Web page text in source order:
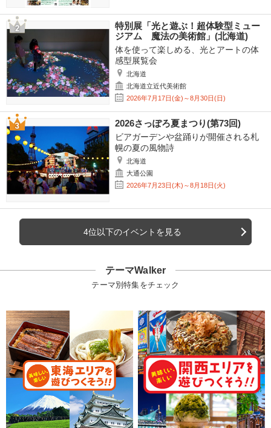
特別展「光と遊ぶ！超体験型ミュー
ジアム 魔法の美術館」(北海道)
体を使って楽しめる、光とアートの体
感型展覧会
北海道
北海道立近代美術館
2026年7月17日(金)～8月30日(日)
2026さっぽろ夏まつり(第73回)
ビアガーデンや盆踊りが開催される札
幌の夏の風物詩
北海道
大通公園
2026年7月23日(木)～8月18日(火)
4位以下のイベントを見る
テーマWalker
テーマ別特集をチェック